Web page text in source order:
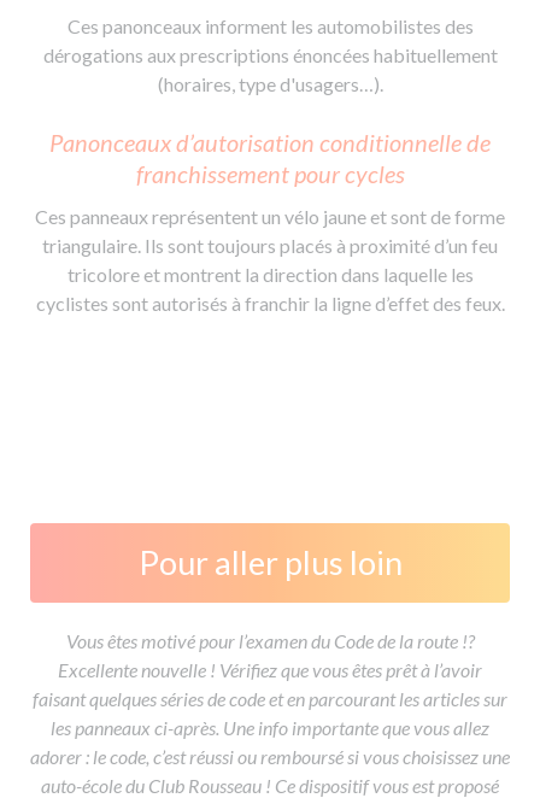
Ces panonceaux informent les automobilistes des
dérogations aux prescriptions énoncées habituellement
(horaires, type d'usagers…).
Panonceaux d’autorisation conditionnelle de
franchissement pour cycles
Ces panneaux représentent un vélo jaune et sont de forme
triangulaire. Ils sont toujours placés à proximité d’un feu
tricolore et montrent la direction dans laquelle les
cyclistes sont autorisés à franchir la ligne d’effet des feux.
Pour aller plus loin
Vous êtes motivé pour l’examen du Code de la route !?
Excellente nouvelle ! Vérifiez que vous êtes prêt à l’avoir
faisant quelques séries de code et en parcourant les articles sur
les panneaux ci-après. Une info importante que vous allez
adorer : le code, c’est réussi ou remboursé si vous choisissez une
auto-école du Club Rousseau ! Ce dispositif vous est proposé